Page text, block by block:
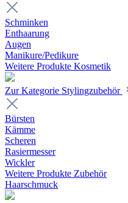
Schminken
Enthaarung
Augen
Manikure/Pedikure
Weitere Produkte Kosmetik
Zur Kategorie Stylingzubehör
Bürsten
Kämme
Scheren
Rasiermesser
Wickler
Weitere Produkte Zubehör
Haarschmuck